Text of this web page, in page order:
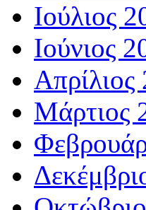
Ιούλιος
Ιούνιος
Απρίλιος
Μάρτιος